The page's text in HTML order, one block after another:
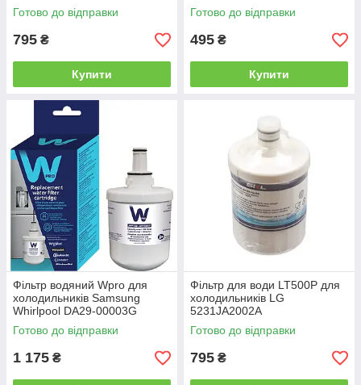
Готово до відправки
795 ₴
Купити
Готово до відправки
495 ₴
Купити
Фільтр водяний Wpro для
холодильників Samsung
Whirlpool DA29-00003G
Готово до відправки
1 175 ₴
Фільтр для води LT500P для
холодильників LG
5231JA2002A
Готово до відправки
795 ₴